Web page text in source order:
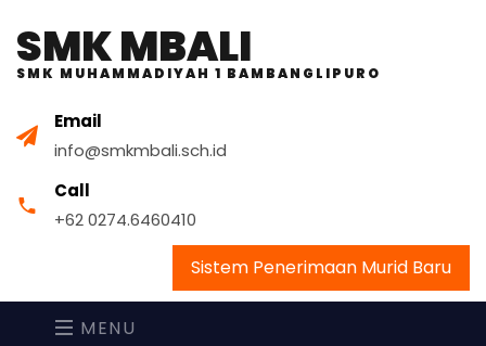
SMK MBALI
SMK MUHAMMADIYAH 1 BAMBANGLIPURO
Email
info@smkmbali.sch.id
Call
+62 0274.6460410
Sistem Penerimaan Murid Baru
MENU